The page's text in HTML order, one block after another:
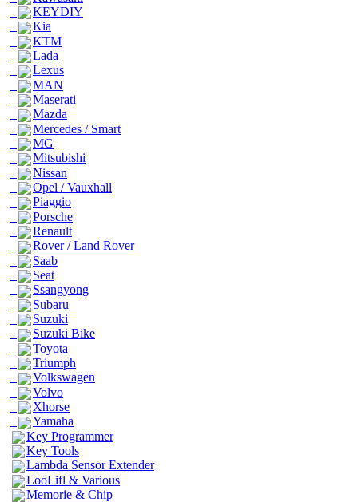
KEYDIY
Kia
KTM
Lada
Lexus
MAN
Maserati
Mazda
Mercedes / Smart
MG
Mitsubishi
Nissan
Opel / Vauxhall
Piaggio
Porsche
Renault
Rover / Land Rover
Saab
Seat
Ssangyong
Subaru
Suzuki
Suzuki Bike
Toyota
Triumph
Volkswagen
Volvo
Xhorse
Yamaha
Key Programmer
Key Tools
Lambda Sensor Extender
LooLifl & Various
Memorie & Chip